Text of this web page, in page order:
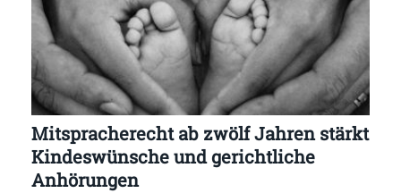
Mitspracherecht ab zwölf Jahren stärkt
Kindeswünsche und gerichtliche
Anhörungen